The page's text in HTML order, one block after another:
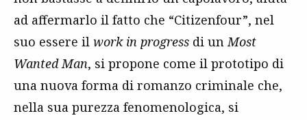
ad affermarlo il fatto che “Citizenfour”, nel
suo essere il work in progress di unMost
Wanted Man, si propone come il prototipo di
una nuova forma di romanzo criminale che,
nella sua purezza fenomenologica, si